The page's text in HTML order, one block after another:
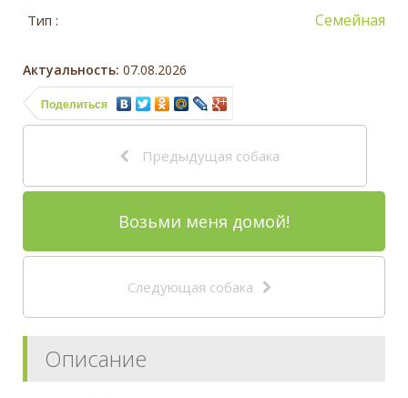
Тип : Семейная
Актуальность: 07.08.2026
Поделиться
Предыдущая собака
Возьми меня домой!
Следующая собака
Описание